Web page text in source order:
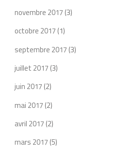
novembre 2017 (3)
octobre 2017 (1)
septembre 2017 (3)
juillet 2017 (3)
juin 2017 (2)
mai 2017 (2)
avril 2017 (2)
mars 2017 (5)